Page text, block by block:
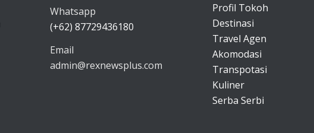
Whatsapp
(+62) 87729436180
Email
admin@rexnewsplus.com
Profil Tokoh
Destinasi
Travel Agen
Akomodasi
Transpotasi
Kuliner
Serba Serbi